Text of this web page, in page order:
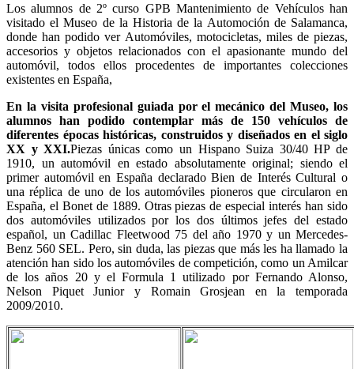
Los alumnos de 2º curso GPB Mantenimiento de Vehículos han
visitado el Museo de la Historia de la Automoción de Salamanca,
donde han podido ver Automóviles, motocicletas, miles de piezas,
accesorios y objetos relacionados con el apasionante mundo del
automóvil, todos ellos procedentes de importantes colecciones
existentes en España,
En la visita profesional guiada por el mecánico del Museo, los
alumnos han podido contemplar más de 150 vehículos de
diferentes épocas históricas, construidos y diseñados en el siglo
XX y XXI.Piezas únicas como un Hispano Suiza 30/40 HP de
1910, un automóvil en estado absolutamente original; siendo el
primer automóvil en España declarado Bien de Interés Cultural o
una réplica de uno de los automóviles pioneros que circularon en
España, el Bonet de 1889. Otras piezas de especial interés han sido
dos automóviles utilizados por los dos últimos jefes del estado
español, un Cadillac Fleetwood 75 del año 1970 y un Mercedes-
Benz 560 SEL. Pero, sin duda, las piezas que más les ha llamado la
atención han sido los automóviles de competición, como un Amilcar
de los años 20 y el Formula 1 utilizado por Fernando Alonso,
Nelson Piquet Junior y Romain Grosjean en la temporada
2009/2010.